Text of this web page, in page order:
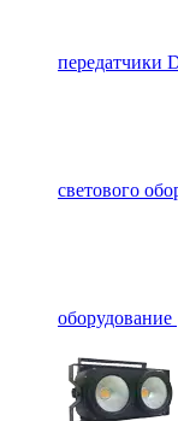
передатчики
светового
оборудование